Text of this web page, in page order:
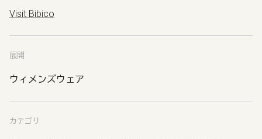
Visit Bibico
展開
ウィメンズウェア
カテゴリ